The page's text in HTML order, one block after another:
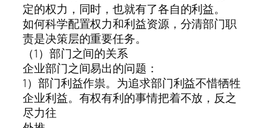
定的权力，同时，也就有了各自的利益。
如何科学配置权力和利益资源，分清部门职
责是决策层的重要任务。
（1）部门之间的关系
企业部门之间易出的问题：
1）部门利益作祟。为追求部门利益不惜牺牲
企业利益。有权有利的事情把着不放，反之
尽力往